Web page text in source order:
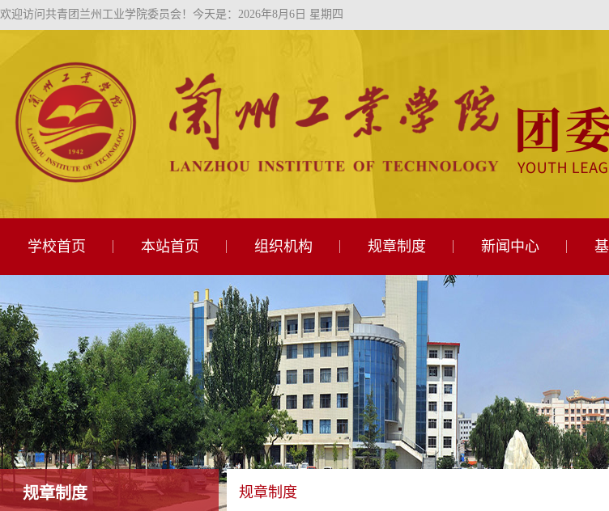
欢迎访问共青团兰州工业学院委员会！ 今天是：2026年8月6日 星期四
学校首页 本站首页 组织机构 规章制度 新闻中心
规章制度 规章制度